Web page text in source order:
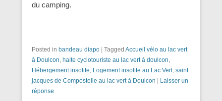
du camping.
Posted in bandeau diapo Tagged Accueil vélo au lac vert
à Doulcon, halte cyclotouriste au lac vert à doulcon,
Hébergement insolite, Logement insolite au Lac Vert, saint
jacques de Compostelle au lac vert à Doulcon
Laisser un
réponse